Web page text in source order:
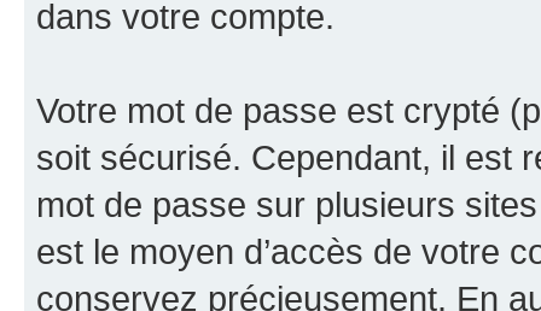
dans votre compte.
Votre mot de passe est crypté
soit sécurisé. Cependant, il est
mot de passe sur plusieurs
est le moyen d’accès de votre
conservez précieusement. En